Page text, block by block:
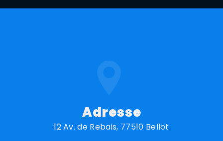
Adresse
12 Av. de Rebais, 77510 Bellot